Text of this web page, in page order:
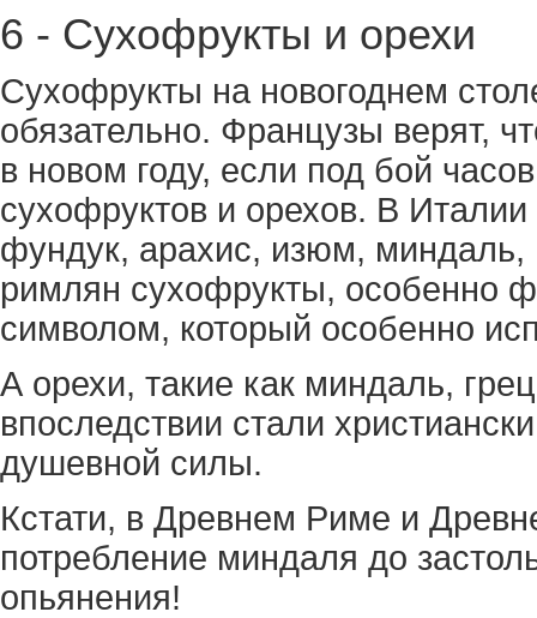
6 - Сухофрукты и орехи
Сухофрукты на новогоднем
обязательно. Французы верят,
в новом году, если под бой
сухофруктов и орехов. В
фундук, арахис, изюм,
римлян сухофрукты, особенно
символом, который особенно
А орехи, такие как миндаль,
впоследствии стали
душевной силы.
Кстати, в Древнем Риме и
потребление миндаля до
опьянения!